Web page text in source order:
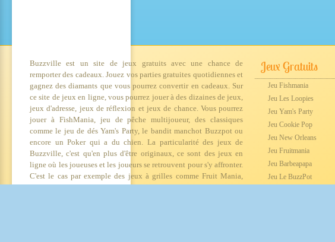
Buzzville est un site de jeux gratuits avec une chance de
remporter des cadeaux. Jouez vos parties gratuites quotidiennes et
gagnez des diamants que vous pourrez convertir en cadeaux. Sur
ce site de jeux en ligne, vous pourrez jouer à des dizaines de jeux,
jeux d'adresse, jeux de réflexion et jeux de chance. Vous pourrez
jouer à FishMania, jeu de pêche multijoueur, des classiques
comme le jeu de dés Yam's Party, le bandit manchot Buzzpot ou
encore un Poker qui a du chien. La particularité des jeux de
Buzzville, c'est qu'en plus d'être originaux, ce sont des jeux en
ligne où les joueuses et les joueurs se retrouvent pour s'y affronter.
C'est le cas par exemple des jeux à grilles comme Fruit Mania,
Happy Hour ou Démineur. Ajoutez à ça des événements en
Jeux Gratuits
Jeu Fishmania
Jeu Les Loopies
Jeu Yam's Party
Jeu Cookie Pop
Jeu New Orleans
Jeu Fruitmania
Jeu Barbeapapa
Jeu Le BuzzPot